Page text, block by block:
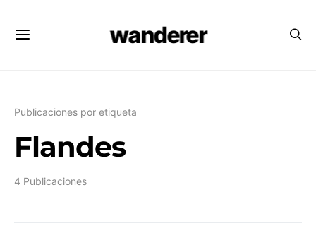
wanderer
Publicaciones por etiqueta
Flandes
4 Publicaciones